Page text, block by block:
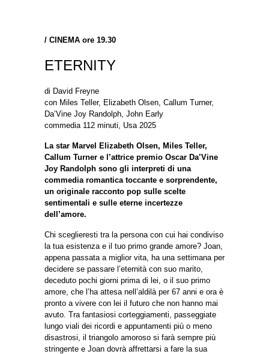
/ CINEMA ore 19.30
ETERNITY
di David Freyne
con Miles Teller, Elizabeth Olsen, Callum Turner,
Da’Vine Joy Randolph, John Early
commedia 112 minuti, Usa 2025
La star Marvel Elizabeth Olsen, Miles Teller,
Callum Turner e l’attrice premio Oscar Da’Vine
Joy Randolph sono gli interpreti di una
commedia romantica toccante e sorprendente,
un originale racconto pop sulle scelte
sentimentali e sulle eterne incertezze
dell’amore.
Chi sceglieresti tra la persona con cui hai condiviso
la tua esistenza e il tuo primo grande amore? Joan,
appena passata a miglior vita, ha una settimana per
decidere se passare l’eternità con suo marito,
deceduto pochi giorni prima di lei, o il suo primo
amore, che l’ha attesa nell’aldilà per 67 anni e ora è
pronto a vivere con lei il futuro che non hanno mai
avuto. Tra fantasiosi corteggiamenti, passeggiate
lungo viali dei ricordi e appuntamenti più o meno
disastrosi, il triangolo amoroso si farà sempre più
stringente e Joan dovrà affrettarsi a fare la sua